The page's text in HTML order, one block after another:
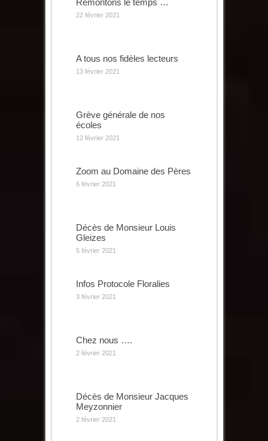
Remontons le temps …
22 février 2021
A tous nos fidèles lecteurs
13 février 2021
Grève générale de nos
écoles
12 février 2021
Zoom au Domaine des Pères
6 février 2021
Décès de Monsieur Louis
Gleizes
5 février 2021
Infos Protocole Floralies
3 février 2021
Chez nous ….
2 février 2021
Décès de Monsieur Jacques
Meyzonnier
2 février 2021